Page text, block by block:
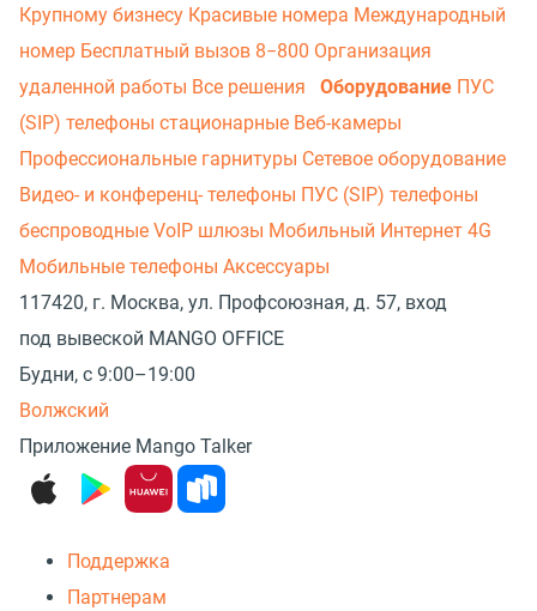
Крупному бизнесу Красивые номера Международный
номер Бесплатный вызов 8−800 Организация
удаленной работы Все решения Оборудование ПУС
(SIP) телефоны стационарные Веб-камеры
Профессиональные гарнитуры Сетевое оборудование
Видео- и конференц- телефоны ПУС (SIP) телефоны
беспроводные VoIP шлюзы Мобильный Интернет 4G
Мобильные телефоны Аксессуары
117420, г. Москва, ул. Профсоюзная, д. 57, вход
под вывеской MANGO OFFICE
Будни, с 9:00–19:00
Волжский
Приложение Mango Talker
Поддержка
Партнерам